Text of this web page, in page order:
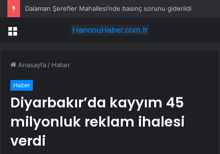
Dalaman Şerefler Mahallesi’nde basınç sorunu giderildi
Menü
Anasayfa / Haber
Haber
Diyarbakır’da kayyım 45
milyonluk reklam ihalesi
verdi